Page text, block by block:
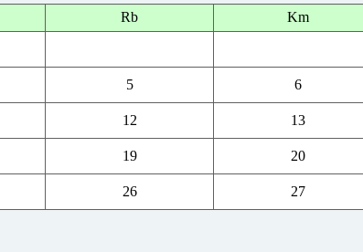
Rb Km
5 6
12 13
19 20
26 27